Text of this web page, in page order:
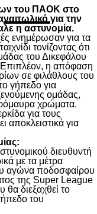
του ΠΑΟΚ στο
ναιτωλικό για την
η αστυνομία.
ενημέρωσαν για τα
τονίζοντας ότι
του Δικεφάλου
η απόφαση
σε φιλάθλους του
γήπεδο για
ομάδας,
χρώματα.
για τους
αποκλειστικά για
διευθυντή
με τα μέτρα
αγώνα ποδοσφαίρου
της Super League
διεξαχθεί το
του